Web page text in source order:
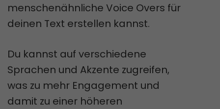
menschenähnliche Voice Overs für
deinen Text erstellen kannst.
Du kannst auf verschiedene
Sprachen und Akzente zugreifen,
was zu mehr Engagement und
damit zu einer höheren